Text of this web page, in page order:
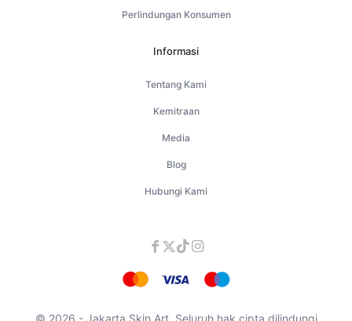
Perlindungan Konsumen
Informasi
Tentang Kami
Kemitraan
Media
Blog
Hubungi Kami
© 2026 - Jakarta Skin Art. Seluruh hak cipta dilindungi